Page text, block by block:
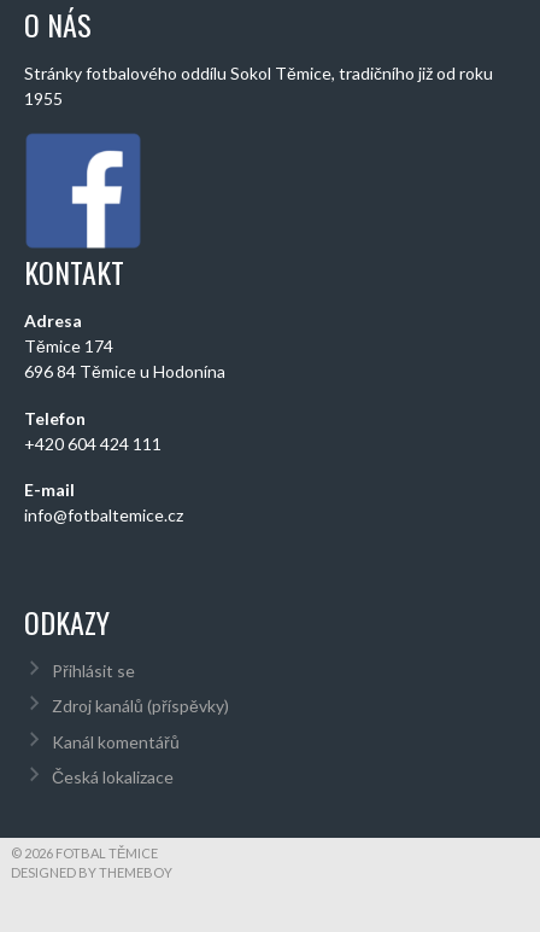
O NÁS
Stránky fotbalového oddílu Sokol Těmice, tradičního již od roku
1955
KONTAKT
Adresa
Těmice 174
696 84 Těmice u Hodonína
Telefon
+420 604 424 111
E-mail
info@fotbaltemice.cz
ODKAZY
Přihlásit se
Zdroj kanálů (příspěvky)
Kanál komentářů
Česká lokalizace
© 2026 FOTBAL TĚMICE
DESIGNED BY THEMEBOY